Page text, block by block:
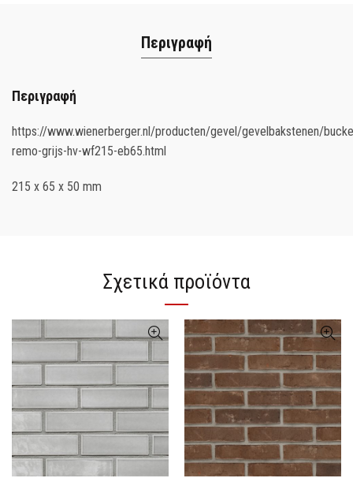
Περιγραφή
Περιγραφή
https://www.wienerberger.nl/producten/gevel/gevelbakstenen/
remo-grijs-hv-wf215-eb65.html
215 x 65 x 50 mm
Σχετικά προϊόντα